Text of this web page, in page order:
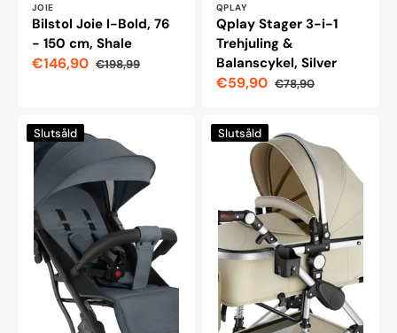
Leverantör:
JOIE
Bilstol Joie I-Bold, 76
- 150 cm, Shale
Reapris
€146,90
Ordinarie
€198,99
Leverantör:
QPLAY
Qplay Stager 3-i-1
Trehjuling &
Balanscykel, Silver
Reapris
€59,90
Ordinarie
€78,90
Barnvagn
Finn
hopfällbar,
punktssele,
enhandsfällning,
lättskött
tyg
antracit
Slutsåld
Tectake
kombibarnvagnsmatta,
120
cm,
grå/beige
Slutsåld